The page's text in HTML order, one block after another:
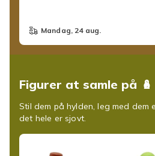
mandag, 24 aug.
Figurer at samle på 🪆
Stil dem på hylden, leg med dem
det hele er sjovt.